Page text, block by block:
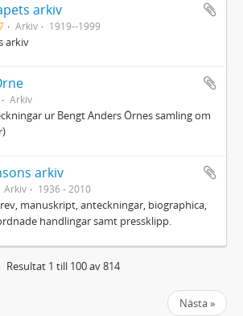
arkiv
Arkiv 1919--1999
arkiv
Arkiv
ur Bengt Anders Örnes samling om
arkiv
Arkiv 1936 - 2010
manuskript, anteckningar, biographica,
handlingar samt pressklipp.
Resultat 1 till 100 av 814
Nästa »